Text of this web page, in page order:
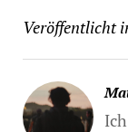
Veröffentlicht